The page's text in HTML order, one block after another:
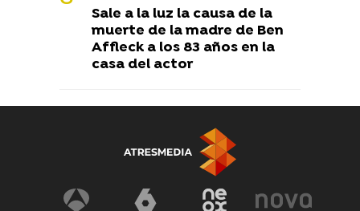
Sale a la luz la causa de la
muerte de la madre de Ben
Affleck a los 83 años en la
casa del actor